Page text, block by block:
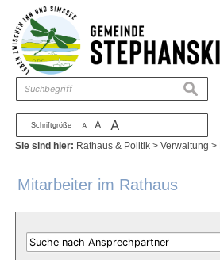
Zum Inhalt ,zur Navigation
Schriftgröße A A A
suchen
Sie sind hier: Rathaus & Politik >Verwaltung >
Mitarbeiter im Rathaus